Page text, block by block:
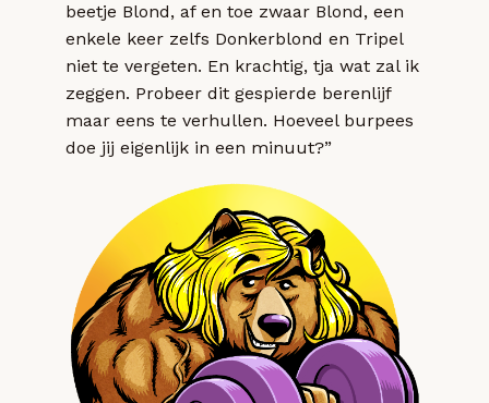
beetje Blond, af en toe zwaar Blond, een
enkele keer zelfs Donkerblond en Tripel
niet te vergeten. En krachtig, tja wat zal ik
zeggen. Probeer dit gespierde berenlijf
maar eens te verhullen. Hoeveel burpees
doe jij eigenlijk in een minuut?”